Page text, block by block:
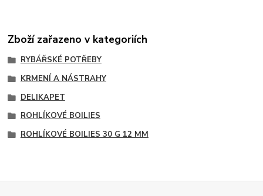
Zboží zařazeno v kategoriích
RYBÁŘSKÉ POTŘEBY
KRMENÍ A NÁSTRAHY
DELIKAPET
ROHLÍKOVÉ BOILIES
ROHLÍKOVÉ BOILIES 30 G 12 MM